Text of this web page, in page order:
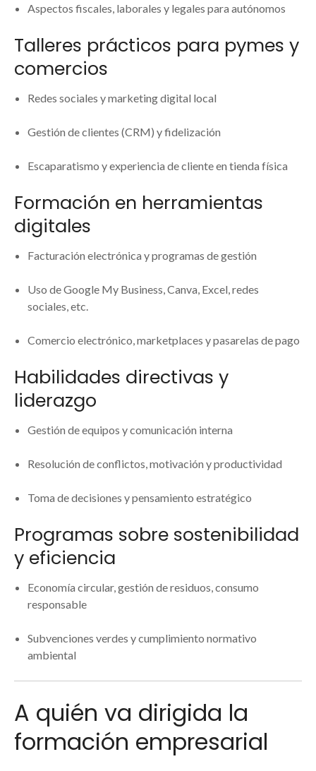
Aspectos fiscales, laborales y legales para autónomos
Talleres prácticos para pymes y
comercios
Redes sociales y marketing digital local
Gestión de clientes (CRM) y fidelización
Escaparatismo y experiencia de cliente en tienda física
Formación en herramientas
digitales
Facturación electrónica y programas de gestión
Uso de Google My Business, Canva, Excel, redes
sociales, etc.
Comercio electrónico, marketplaces y pasarelas de pago
Habilidades directivas y
liderazgo
Gestión de equipos y comunicación interna
Resolución de conflictos, motivación y productividad
Toma de decisiones y pensamiento estratégico
Programas sobre sostenibilidad
y eficiencia
Economía circular, gestión de residuos, consumo
responsable
Subvenciones verdes y cumplimiento normativo
ambiental
A quién va dirigida la
formación empresarial